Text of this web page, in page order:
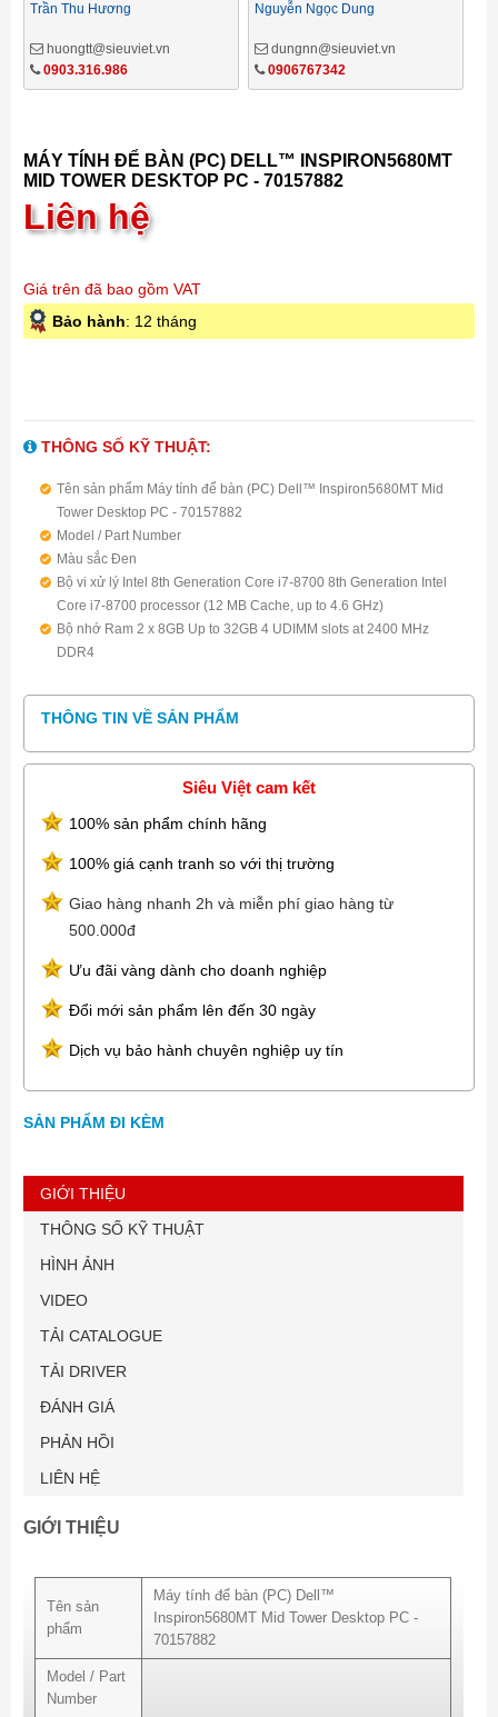
Trần Thu Hương
huongtt@sieuviet.vn
0903.316.986
Nguyễn Ngọc Dung
dungnn@sieuviet.vn
0906767342
MÁY TÍNH ĐỂ BÀN (PC) DELL™ INSPIRON5680MT
MID TOWER DESKTOP PC - 70157882
Liên hệ
Giá trên đã bao gồm VAT
Bảo hành: 12 tháng
THÔNG SỐ KỸ THUẬT:
Tên sản phẩm Máy tính để bàn (PC) Dell™ Inspiron5680MT Mid
Tower Desktop PC - 70157882
Model / Part Number
Màu sắc Đen
Bộ vi xử lý Intel 8th Generation Core i7-8700 8th Generation Intel
Core i7-8700 processor (12 MB Cache, up to 4.6 GHz)
Bộ nhớ Ram 2 x 8GB Up to 32GB 4 UDIMM slots at 2400 MHz
DDR4
Chipset Main Intel® Z370 Express Chipset
Ổ đĩa quang DVDRW, Slim ODD tray type 9.5 mm
Bàn phím USB
Đồ họa NVIDIA® GeForce® GTX 1070 with 8GB GDDR5
Cổng kết nối "Front Ports
1x SuperSpeed USB 3.1 Gen 1 Type-C
1x SuperSpeed USB 3.1 Gen 1 Type-A
Rear Ports
4x SuperSpeed USB 3.1 Gen 1 Type-A
1x RJ-45 Gigabit Ethernet Port
1x Microphone
1x Front L/R surround line-out
1x Line-in/Side surround
Expansion Slots
1X PCIex16, 1X PCIex4, 2X PCIex1
Wireless
GHz, 1x1)"
Kích thước 458.86 x 216 x 437.53 mm (H x W x D)
Hệ điều hành Windows 10 Home 64bit English
Bảo hành 12 tháng
THÔNG TIN VỀ SẢN PHẨM
Siêu Việt cam kết
100% sản phẩm chính hãng
100% giá cạnh tranh so với thị trường
Giao hàng nhanh 2h và miễn phí giao hàng từ
500.000đ
Ưu đãi vàng dành cho doanh nghiệp
Đổi mới sản phẩm lên đến 30 ngày
Dịch vụ bảo hành chuyên nghiệp uy tín
SẢN PHẨM ĐI KÈM
GIỚI THIỆU
THÔNG SỐ KỸ THUẬT
HÌNH ẢNH
VIDEO
TẢI CATALOGUE
TẢI DRIVER
ĐÁNH GIÁ
PHẢN HỒI
LIÊN HỆ
GIỚI THIỆU
Tên sản
phẩm
Máy tính để bàn (PC) Dell™
Inspiron5680MT Mid Tower Desktop PC -
70157882
Model / Part
Number